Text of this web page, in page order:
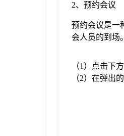
2、预约会议
预约会议是一
会人员的到场。
（1）点击下
（2）在弹出